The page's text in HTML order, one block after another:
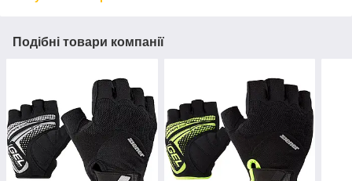
Подібні товари компанії